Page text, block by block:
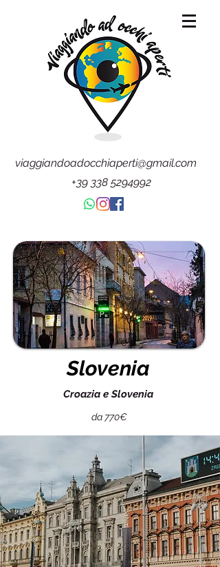
viaggiandoadocchiaperti@gmail.com
+39 338 5294992
Slovenia
Croazia e Slovenia
da 770€